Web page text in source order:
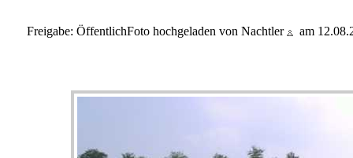
Freigabe: ÖffentlichFoto hochgeladen von Nachtler am